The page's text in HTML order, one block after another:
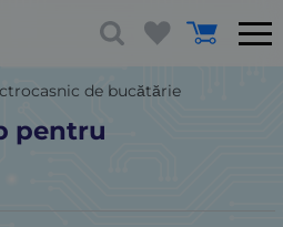
de bucătărie
pentru